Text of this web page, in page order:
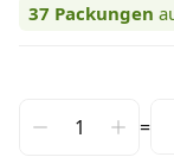
37 Packungen
=